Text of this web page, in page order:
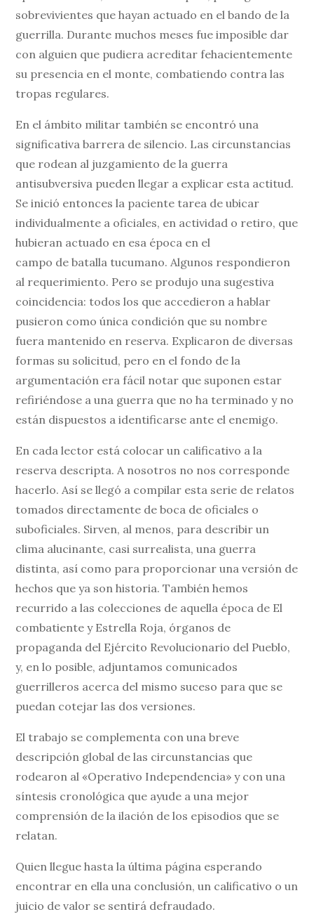
sobrevivientes que hayan actuado en el bando de la
guerrilla. Durante muchos meses fue imposible dar
con alguien que pudiera acreditar fehacientemente
su presencia en el monte, combatiendo contra las
tropas regulares.
En el ámbito militar también se encontró una
significativa barrera de silencio. Las circunstancias
que rodean al juzgamiento de la guerra
antisubversiva pueden llegar a explicar esta actitud.
Se inició entonces la paciente tarea de ubicar
individualmente a oficiales, en actividad o retiro, que
hubieran actuado en esa época en el
campo de batalla tucumano. Algunos respondieron
al requerimiento. Pero se produjo una sugestiva
coincidencia: todos los que accedieron a hablar
pusieron como única condición que su nombre
fuera mantenido en reserva. Explicaron de diversas
formas su solicitud, pero en el fondo de la
argumentación era fácil notar que suponen estar
refiriéndose a una guerra que no ha terminado y no
están dispuestos a identificarse ante el enemigo.
En cada lector está colocar un calificativo a la
reserva descripta. A nosotros no nos corresponde
hacerlo. Así se llegó a compilar esta serie de relatos
tomados directamente de boca de oficiales o
suboficiales. Sirven, al menos, para describir un
clima alucinante, casi surrealista, una guerra
distinta, así como para proporcionar una versión de
hechos que ya son historia. También hemos
recurrido a las colecciones de aquella época de El
combatiente y Estrella Roja, órganos de
propaganda del Ejército Revolucionario del Pueblo,
y, en lo posible, adjuntamos comunicados
guerrilleros acerca del mismo suceso para que se
puedan cotejar las dos versiones.
El trabajo se complementa con una breve
descripción global de las circunstancias que
rodearon al «Operativo Independencia» y con una
síntesis cronológica que ayude a una mejor
comprensión de la ilación de los episodios que se
relatan.
Quien llegue hasta la última página esperando
encontrar en ella una conclusión, un calificativo o un
juicio de valor se sentirá defraudado.